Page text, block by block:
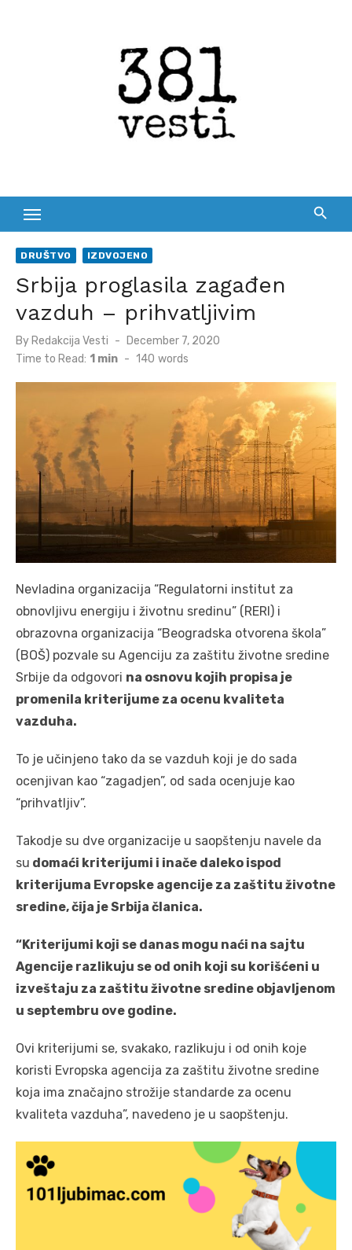
DRUŠTVO IZDVOJENO
Srbija proglasila zagađen
vazduh – prihvatljivim
By Redakcija Vesti
Posted
on
December 7, 2020
Time to Read: 1 min - 140 words
Nevladina organizacija “Regulatorni institut za
obnovljivu energiju i životnu sredinu” (RERI) i
obrazovna organizacija “Beogradska otvorena škola”
(BOŠ) pozvale su Agenciju za zaštitu životne sredine
Srbije da odgovori na osnovu kojih propisa je
promenila kriterijume za ocenu kvaliteta
vazduha.
To je učinjeno tako da se vazduh koji je do sada
ocenjivan kao “zagadjen”, od sada ocenjuje kao
“prihvatljiv”.
Takodje su dve organizacije u saopštenju navele da
su domaći kriterijumi i inače daleko ispod
kriterijuma Evropske agencije za zaštitu životne
sredine, čija je Srbija članica.
“Kriterijumi koji se danas mogu naći na sajtu
Agencije razlikuju se od onih koji su korišćeni u
izveštaju za zaštitu životne sredine objavljenom
u septembru ove godine.
Ovi kriterijumi se, svakako, razlikuju i od onih koje
koristi Evropska agencija za zaštitu životne sredine
koja ima značajno strožije standarde za ocenu
kvaliteta vazduha”, navedeno je u saopštenju.